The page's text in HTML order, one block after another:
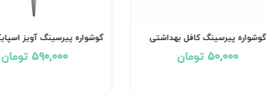
گوشواره پیرسینگ کافل بهداشتی
کد۲۹۵۰
50,000 تومان
گوشواره پیرسینگ آویز اسپایک
590,000 تومان